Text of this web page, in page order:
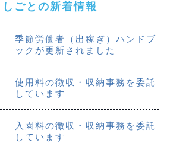
しごとの新着情報
季節労働者（出稼ぎ）ハンドブ
ックが更新されました
使用料の徴収・収納事務を委託
しています
入園料の徴収・収納事務を委託
しています